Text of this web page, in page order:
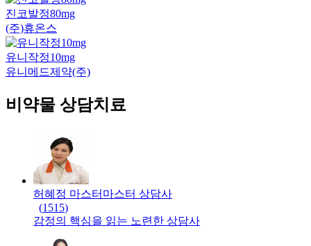
진코발정80mg
(주)휴온스
유니작정10mg
유니메드제약(주)
비약물 상담치료
허혜정 마스터 마스터 상담사
(1515)
감정의 핵심을 읽는 노련한 상담사